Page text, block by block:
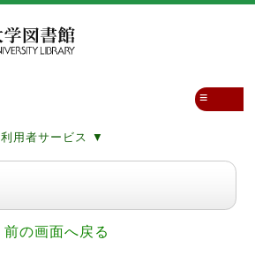
利用者サービス ▼
≡
前の画面へ戻る